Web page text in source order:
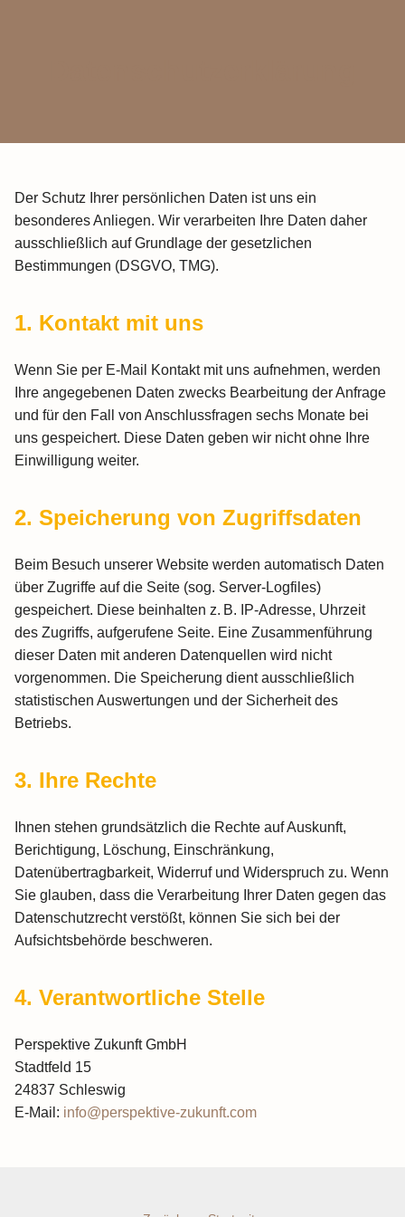
Der Schutz Ihrer persönlichen Daten ist uns ein
besonderes Anliegen. Wir verarbeiten Ihre Daten daher
ausschließlich auf Grundlage der gesetzlichen
Bestimmungen (DSGVO, TMG).
1. Kontakt mit uns
Wenn Sie per E-Mail Kontakt mit uns aufnehmen, werden
Ihre angegebenen Daten zwecks Bearbeitung der Anfrage
und für den Fall von Anschlussfragen sechs Monate bei
uns gespeichert. Diese Daten geben wir nicht ohne Ihre
Einwilligung weiter.
2. Speicherung von Zugriffsdaten
Beim Besuch unserer Website werden automatisch Daten
über Zugriffe auf die Seite (sog. Server-Logfiles)
gespeichert. Diese beinhalten z. B. IP-Adresse, Uhrzeit
des Zugriffs, aufgerufene Seite. Eine Zusammenführung
dieser Daten mit anderen Datenquellen wird nicht
vorgenommen. Die Speicherung dient ausschließlich
statistischen Auswertungen und der Sicherheit des
Betriebs.
3. Ihre Rechte
Ihnen stehen grundsätzlich die Rechte auf Auskunft,
Berichtigung, Löschung, Einschränkung,
Datenübertragbarkeit, Widerruf und Widerspruch zu. Wenn
Sie glauben, dass die Verarbeitung Ihrer Daten gegen das
Datenschutzrecht verstößt, können Sie sich bei der
Aufsichtsbehörde beschweren.
4. Verantwortliche Stelle
Perspektive Zukunft GmbH
Stadtfeld 15
24837 Schleswig
E-Mail: info@perspektive-zukunft.com